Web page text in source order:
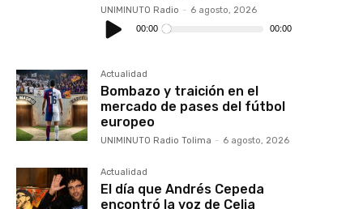
UNIMINUTO Radio - 6 agosto, 2026
Reproductor
de
audio
00:00 00:00
Actualidad
Bombazo y traición en el
mercado de pases del fútbol
europeo
UNIMINUTO Radio Tolima - 6 agosto, 2026
Actualidad
El día que Andrés Cepeda
encontró la voz de Celia